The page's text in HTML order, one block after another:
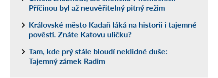
Příčinou byl až neuvěřitelný pitný režim
Královské město Kadaň láká na historii i tajemné
pověsti. Znáte Katovu uličku?
Tam, kde prý stále bloudí neklidné duše:
Tajemný zámek Radim